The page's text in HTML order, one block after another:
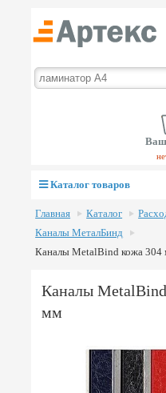
Каталог товаров
Главная Каталог
Каналы МеталБинд
Каналы MetalBind кожа
Каналы
мм